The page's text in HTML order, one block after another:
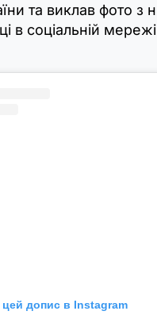
та виклав фото з
в соціальній мережі
цей допис в Instagram